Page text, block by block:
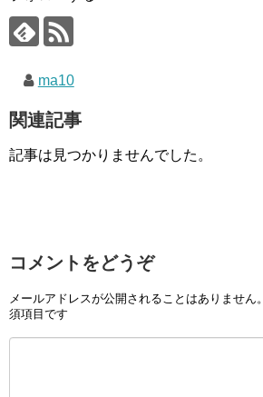
ma10
関連記事
記事は見つかりませんでした。
コメントをどうぞ
メールアドレスが公開されることはありません。
須項目です